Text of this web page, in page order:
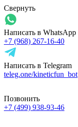
Свернуть
Написать в WhatsApp
+7 (968) 267-16-40
Написать в Telegram
teleg.one/kineticfun_bot
Позвонить
+7 (499) 938-93-46